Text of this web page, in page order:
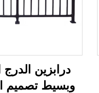
درابزين الدرج
وبسيط تصميم